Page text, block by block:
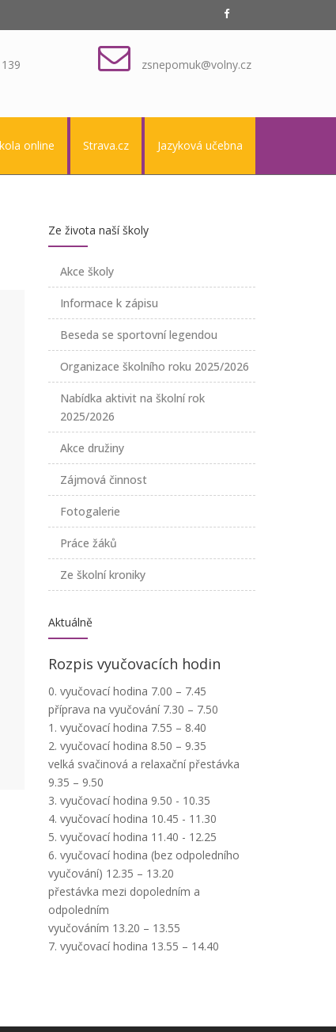
zsnepomuk@volny.cz
online Strava.cz Jazyková učebna
Ze života naší školy
Akce školy
Informace k zápisu
Beseda se sportovní legendou
Organizace školního roku 2025/2026
Nabídka aktivit na školní rok
2025/2026
Akce družiny
Zájmová činnost
Fotogalerie
Práce žáků
Ze školní kroniky
Aktuálně
Rozpis vyučovacích hodin
0. vyučovací hodina 7.00 – 7.45
příprava na vyučování 7.30 – 7.50
1. vyučovací hodina 7.55 – 8.40
2. vyučovací hodina 8.50 – 9.35
velká svačinová a relaxační přestávka
9.35 – 9.50
3. vyučovací hodina 9.50 - 10.35
4. vyučovací hodina 10.45 - 11.30
5. vyučovací hodina 11.40 - 12.25
6. vyučovací hodina (bez odpoledního
vyučování) 12.35 – 13.20
přestávka mezi dopoledním a
odpoledním
vyučováním 13.20 – 13.55
7. vyučovací hodina 13.55 – 14.40